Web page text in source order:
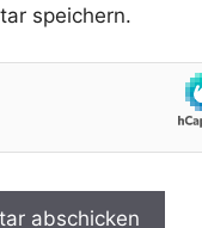
speichern.